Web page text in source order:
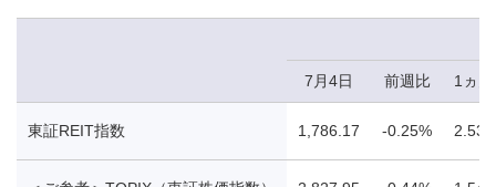
7月4日 前週比 1ヵ
東証REIT指数 1,786.17 -0.25%